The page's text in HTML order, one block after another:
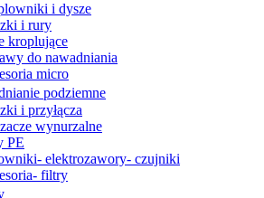
i dysze
i rury
kroplujące
do nawadniania
micro
podziemne
i przyłącza
wynurzalne
PE
elektrozawory- czujniki
filtry